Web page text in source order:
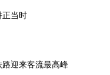
正当时
迎来客流最高峰